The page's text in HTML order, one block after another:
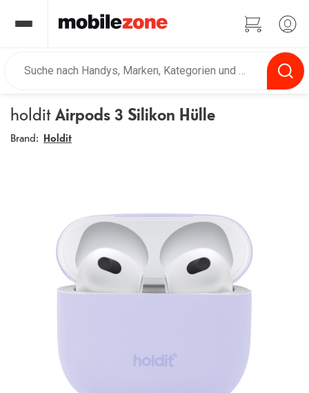
holditAirpods 3 Silikon Hülle
Brand: Holdit